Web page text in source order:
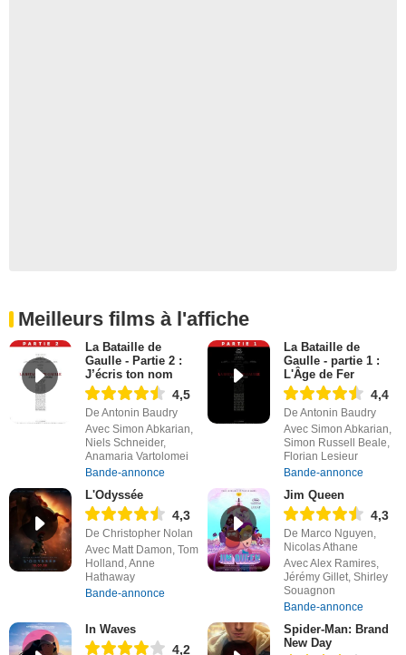
Meilleurs films à l'affiche
La Bataille de
Gaulle - Partie 2 :
J’écris ton nom
4,5
De Antonin Baudry
Avec Simon Abkarian,
Niels Schneider,
Anamaria Vartolomei
Bande-annonce
La Bataille de
Gaulle - partie 1 :
L'Âge de Fer
4,4
De Antonin Baudry
Avec Simon Abkarian,
Simon Russell Beale,
Florian Lesieur
Bande-annonce
L'Odyssée
4,3
De Christopher Nolan
Avec Matt Damon, Tom
Holland, Anne
Hathaway
Bande-annonce
Jim Queen
4,3
De Marco Nguyen,
Nicolas Athane
Avec Alex Ramires,
Jérémy Gillet, Shirley
Souagnon
Bande-annonce
In Waves
4,2
Spider-Man: Brand
New Day